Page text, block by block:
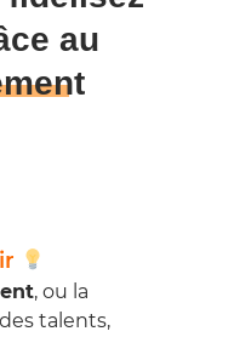
au
, ou la
talents,